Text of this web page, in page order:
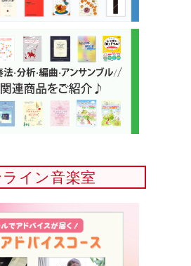
イン音楽室